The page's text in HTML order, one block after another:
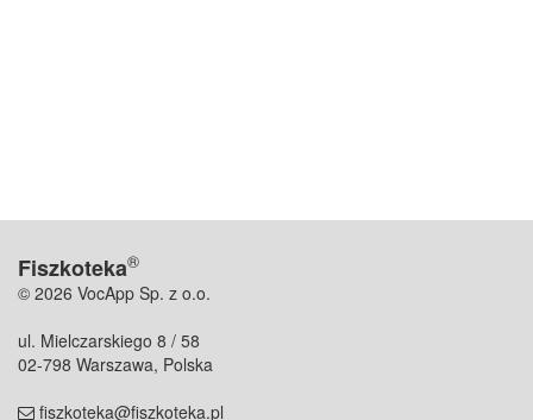
Fiszkoteka®
© 2026 VocApp Sp. z o.o.
ul. Mielczarskiego 8 / 58
02-798 Warszawa, Polska
fiszkoteka@fiszkoteka.pl